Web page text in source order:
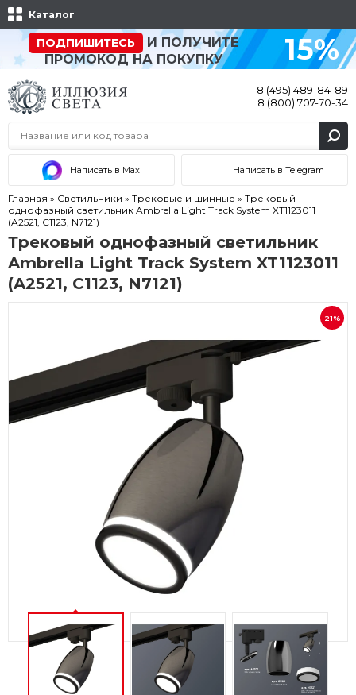
Каталог
ПОДПИШИТЕСЬ
И ПОЛУЧИТЕ
ПРОМОКОД НА ПОКУПКУ
15%
8 (495) 489-84-89
8 (800) 707-70-34
Написать в Max Написать в Telegram
Главная » Светильники » Трековые и шинные » Трековый
однофазный светильник Ambrella Light Track System XT1123011
(A2521, C1123, N7121)
Трековый однофазный светильник
Ambrella Light Track System XT1123011
(A2521, C1123, N7121)
21%